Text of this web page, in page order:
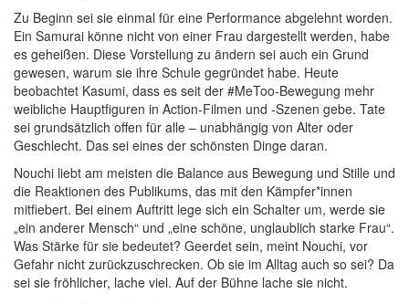
Zu Beginn sei sie einmal für eine Performance abgelehnt worden.
Ein Samurai könne nicht von einer Frau dargestellt werden, habe
es geheißen. Diese Vorstellung zu ändern sei auch ein Grund
gewesen, warum sie ihre Schule gegründet habe. Heute
beobachtet Kasumi, dass es seit der #MeToo-Bewegung mehr
weibliche Hauptfiguren in Action-Filmen und -Szenen gebe. Tate
sei grundsätzlich offen für alle – unabhängig von Alter oder
Geschlecht. Das sei eines der schönsten Dinge daran.
Nouchi liebt am meisten die Balance aus Bewegung und Stille und
die Reaktionen des Publikums, das mit den Kämpfer*innen
mitfiebert. Bei einem Auftritt lege sich ein Schalter um, werde sie
„ein anderer Mensch“ und „eine schöne, unglaublich starke Frau“.
Was Stärke für sie bedeutet? Geerdet sein, meint Nouchi, vor
Gefahr nicht zurückzuschrecken. Ob sie im Alltag auch so sei? Da
sei sie fröhlicher, lache viel. Auf der Bühne lache sie nicht.